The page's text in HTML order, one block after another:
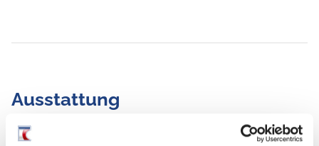
Ausstattung
Fahrgestell